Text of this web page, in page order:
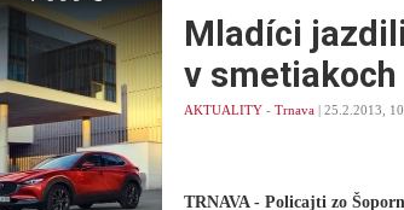
Mladíci
v smetiakoch
AKTUALITY - Trnava | 25.2.2013,
TRNAVA - Policajti zo